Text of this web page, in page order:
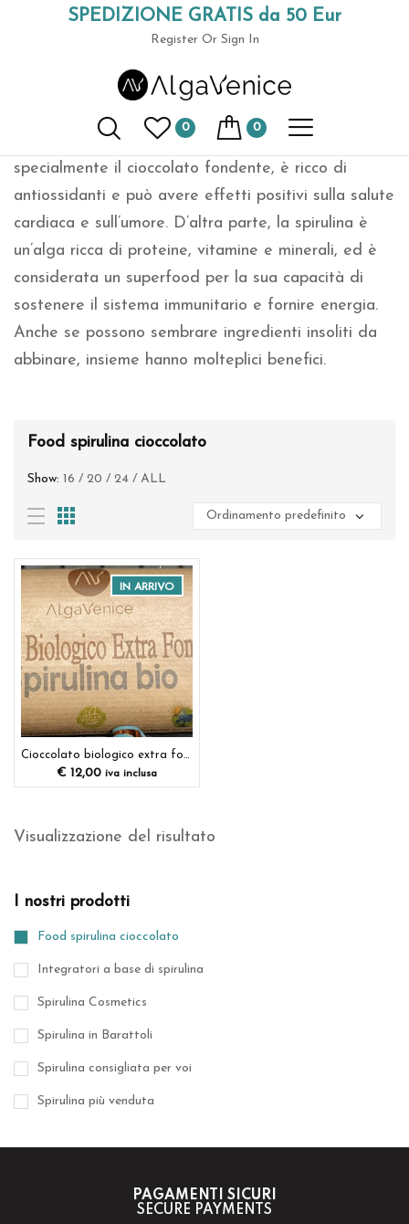
SPEDIZIONE GRATIS da 50 Eur
Register Or Sign In
(+39) 049 9789591
0 0
Food spirulina cioccolato
Il cioccolato e la spirulina sono due ingredienti
molto diversi tra loro, ma entrambi sono conosciuti
per i loro benefici per la salute. Il cioccolato,
specialmente il cioccolato fondente, è ricco di
antiossidanti e può avere effetti positivi sulla salute
cardiaca e sull’umore. D’altra parte, la spirulina è
un’alga ricca di proteine, vitamine e minerali, ed è
considerata un superfood per la sua capacità di
sostenere il sistema immunitario e fornire energia.
Anche se possono sembrare ingredienti insoliti da
abbinare, insieme hanno molteplici benefici.
Food spirulina cioccolato
Show: 16 / 20 / 24 / ALL
IN ARRIVO
Cioccolato biologico extra fondente 70% con Spirulina scaglie
€ 12,00 iva inclusa
Visualizzazione del risultato
I nostri prodotti
Food spirulina cioccolato
Integratori a base di spirulina
Spirulina Cosmetics
Spirulina in Barattoli
Spirulina consigliata per voi
Spirulina più venduta
PAGAMENTI SICURI
SECURE PAYMENTS